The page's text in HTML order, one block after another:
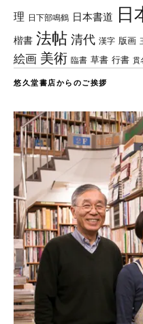
理 日下部鳴鶴 日本書道 日
楷書 法帖 清代 漢字 版画
絵画 美術 臨書 草書 行書 貫
悠久堂書店からのご挨拶